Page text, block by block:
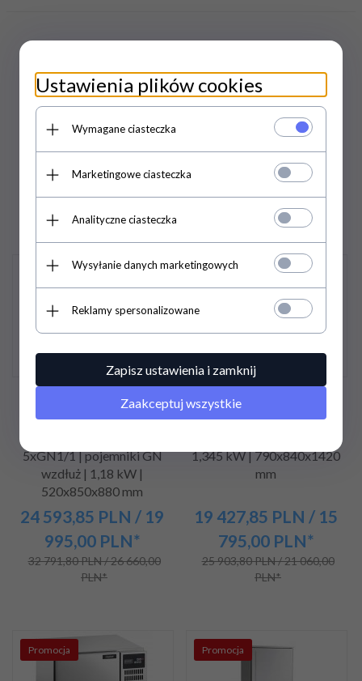
PRODUKTY
POWIĄZANE /
PODOBNE
Promocja
Szybkoschładzarka
MYCHILL 5LG |
5xGN1/1 | pojemniki GN
wzdłuż | 1,18 kW |
520x850x880 mm
24 593,85 PLN / 19
995,00 PLN*
32 791,80 PLN / 26 660,00
PLN*
Promocja
Szybkoschładzarka RQSS
10E | schładzarka
1,345 kW | 790x840x1420
mm
19 427,85 PLN / 15
795,00 PLN*
25 903,80 PLN / 21 060,00
PLN*
Promocja Promocja
Ustawienia plików cookies
Wymagane ciasteczka
Marketingowe ciasteczka
Analityczne ciasteczka
Wysyłanie danych marketingowych
Reklamy spersonalizowane
Zapisz ustawienia i zamknij
Zaakceptuj wszystkie